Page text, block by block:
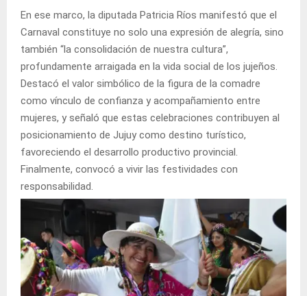
En ese marco, la diputada Patricia Ríos manifestó que el
Carnaval constituye no solo una expresión de alegría, sino
también “la consolidación de nuestra cultura”,
profundamente arraigada en la vida social de los jujeños.
Destacó el valor simbólico de la figura de la comadre
como vínculo de confianza y acompañamiento entre
mujeres, y señaló que estas celebraciones contribuyen al
posicionamiento de Jujuy como destino turístico,
favoreciendo el desarrollo productivo provincial.
Finalmente, convocó a vivir las festividades con
responsabilidad.